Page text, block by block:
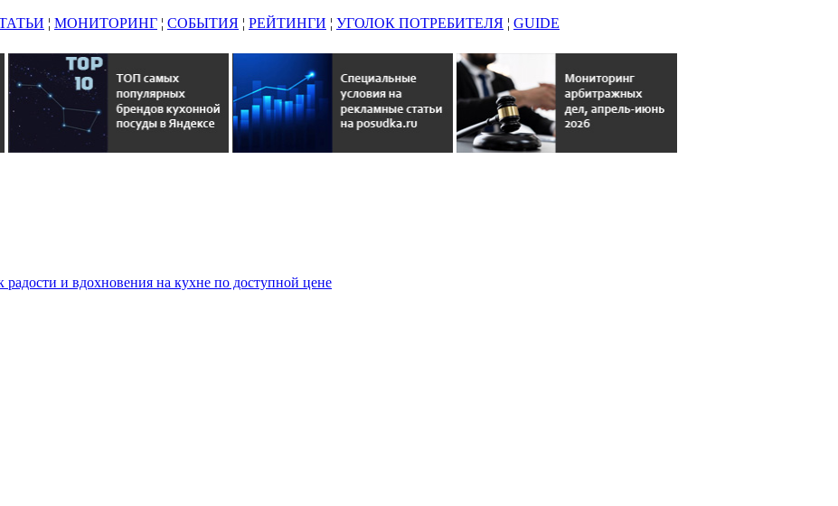
¦ МОНИТОРИНГ ¦ СОБЫТИЯ ¦ РЕЙТИНГИ ¦ УГОЛОК ПОТРЕБИТЕЛЯ ¦ GUIDE
и вдохновения на кухне по доступной цене